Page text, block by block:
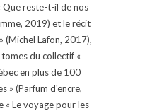
Que reste-t-il de nos
2019) et le récit
(Michel Lafon, 2017),
du collectif «
en plus de 100
» (Parfum d'encre,
Le voyage pour les